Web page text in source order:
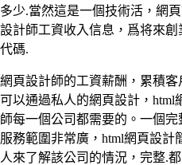
多少.當然這是一個技術活，網
設計師工資收入信息，爲将來創
代碼.
網頁設計師的工資薪酬，累積
可以通過私人的網頁設計，html
師每一個公司都需要的。一個
服務範圍非常廣，html網頁設計
人來了解該公司的情況，完整.